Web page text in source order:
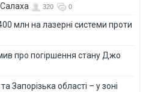
320 0
млн на лазерні системи проти
про погіршення стану Джо
Запорізька області – у зоні